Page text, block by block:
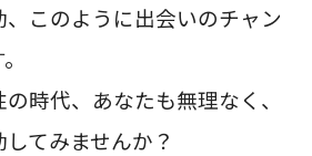
このように出会いのチャン
の時代、あなたも無理なく、
てみませんか？